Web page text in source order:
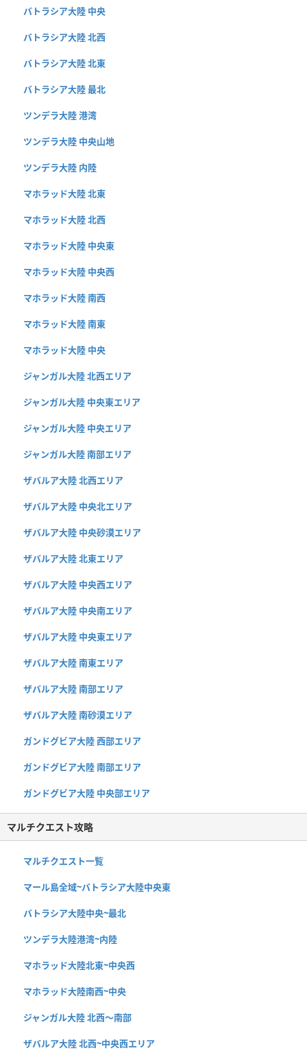
バトラシア大陸 中央
バトラシア大陸 北西
バトラシア大陸 北東
バトラシア大陸 最北
ツンデラ大陸 港湾
ツンデラ大陸 中央山地
ツンデラ大陸 内陸
マホラッド大陸 北東
マホラッド大陸 北西
マホラッド大陸 中央東
マホラッド大陸 中央西
マホラッド大陸 南西
マホラッド大陸 南東
マホラッド大陸 中央
ジャンガル大陸 北西エリア
ジャンガル大陸 中央東エリア
ジャンガル大陸 中央エリア
ジャンガル大陸 南部エリア
ザバルア大陸 北西エリア
ザバルア大陸 中央北エリア
ザバルア大陸 中央砂漠エリア
ザバルア大陸 北東エリア
ザバルア大陸 中央西エリア
ザバルア大陸 中央南エリア
ザバルア大陸 中央東エリア
ザバルア大陸 南東エリア
ザバルア大陸 南部エリア
ザバルア大陸 南砂漠エリア
ガンドグビア大陸 西部エリア
ガンドグビア大陸 南部エリア
ガンドグビア大陸 中央部エリア
マルチクエスト攻略
マルチクエスト一覧
マール島全域~バトラシア大陸中央東
バトラシア大陸中央~最北
ツンデラ大陸港湾~内陸
マホラッド大陸北東~中央西
マホラッド大陸南西~中央
ジャンガル大陸 北西〜南部
ザバルア大陸 北西~中央西エリア